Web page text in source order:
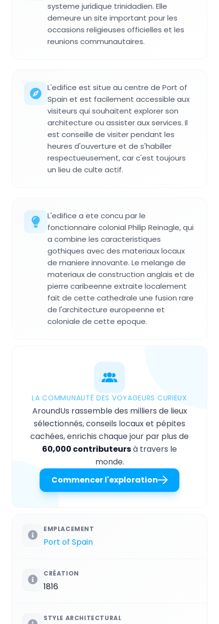
systeme juridique trinidadien. Elle
demeure un site important pour les
occasions religieuses officielles et les
reunions communautaires.
L'edifice est situe au centre de Port of
Spain et est facilement accessible aux
visiteurs qui souhaitent explorer son
architecture ou assister aux services. Il
est conseille de visiter pendant les
heures d'ouverture et de s'habiller
respectueusement, car c'est toujours
un lieu de culte actif.
L'edifice a ete concu par le
fonctionnaire colonial Philip Reinagle, qui
a combine les caracteristiques
gothiques avec des materiaux locaux
de maniere innovante. Le melange de
materiaux de construction anglais et de
pierre caribeenne extraite localement
fait de cette cathedrale une fusion rare
de l'architecture europeenne et
coloniale de cette epoque.
LA COMMUNAUTÉ DES VOYAGEURS CURIEUX
AroundUs rassemble des milliers de lieux
sélectionnés, conseils locaux et pépites
cachées, enrichis chaque jour par plus de
60,000 contributeursà travers le
monde.
Commencer l'exploration
EMPLACEMENT
Port of Spain
CRÉATION
1816
STYLE ARCHITECTURAL